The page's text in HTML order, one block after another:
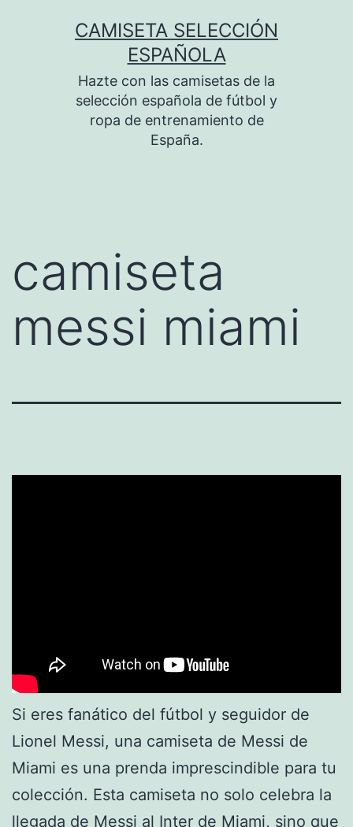
CAMISETA SELECCIÓN
ESPAÑOLA
Hazte con las camisetas de la
selección española de fútbol y
ropa de entrenamiento de
España.
camiseta
messi miami
Si eres fanático del fútbol y seguidor de
Lionel Messi, una camiseta de Messi de
Miami es una prenda imprescindible para tu
colección. Esta camiseta no solo celebra la
llegada de Messi al Inter de Miami, sino que